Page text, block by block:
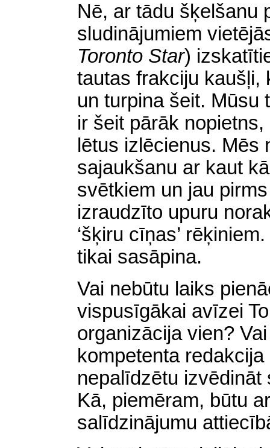
Nē, ar tādu šķelšanu
sludinājumiem
Toronto Star)
tautas frakciju kaušļi,
un turpina šeit. Mūsu
ir šeit pārāk
lētus izlēcienus. Mēs
sajaukšanu ar kaut
svētkiem un jau
izraudzīto upuru
‘šķiru cīņas’
tikai sasāpina.
Vai nebūtu laiks
vispusīgākai avīzei
organizācija vien?
kompetenta
nepalīdzētu
Kā, piemēram, būtu
salīdzinājumu